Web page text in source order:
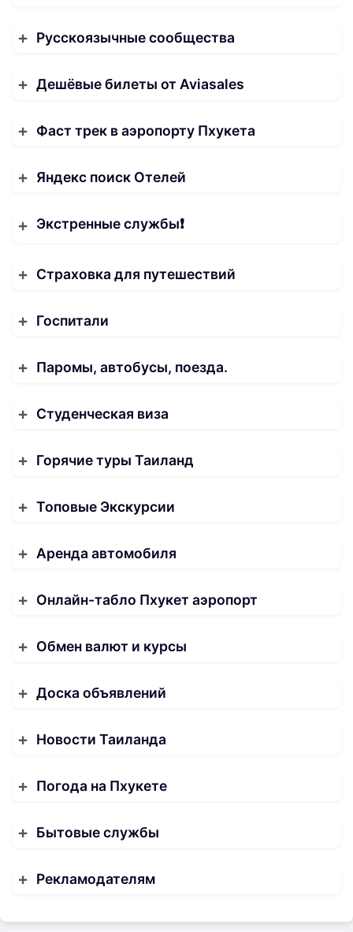
Русскоязычные сообщества
Дешёвые билеты от Aviasales
Фаст трек в аэропорту Пхукета
Яндекс поиск Отелей
Экстренные службы❗️
Страховка для путешествий
Госпитали
Паромы, автобусы, поезда.
Студенческая виза
Горячие туры Таиланд
Топовые Экскурсии
Аренда автомобиля
Онлайн-табло Пхукет аэропорт
Обмен валют и курсы
Доска объявлений
Новости Таиланда
Погода на Пхукете
Бытовые службы
Рекламодателям